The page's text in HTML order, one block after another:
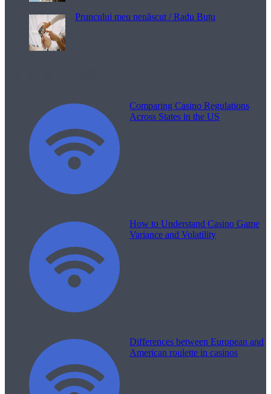
Pruncului meu nenăscut / Radu Buțu
Comparing Casino Regulations
Across States in the US
How to Understand Casino Game
Variance and Volatility
Differences between European and
American roulette in casinos